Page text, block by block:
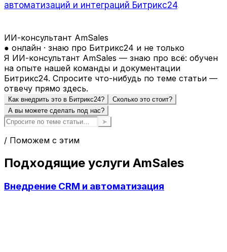
автоматизаций и интеграций Битрикс24.
ИИ-консультант AmSales
● онлайн · знаю про Битрикс24 и не только
Я ИИ-консультант AmSales — знаю про всё: обучен
на опыте нашей команды и документации
Битрикс24. Спросите что-нибудь по теме статьи —
отвечу прямо здесь.
Как внедрить это в Битрикс24?
Сколько это стоит?
А вы можете сделать под нас?
➤
/ Поможем с этим
Подходящие услуги AmSales
Внедрение CRM и автоматизация